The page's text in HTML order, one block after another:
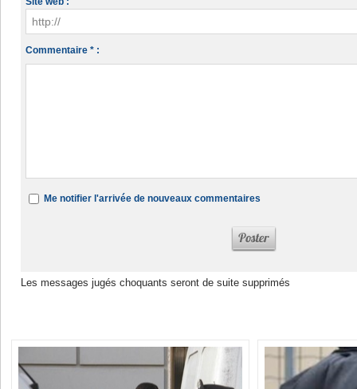
Commentaire * :
Me notifier l'arrivée de nouveaux commentaires
Les messages jugés choquants seront de suite supprimés